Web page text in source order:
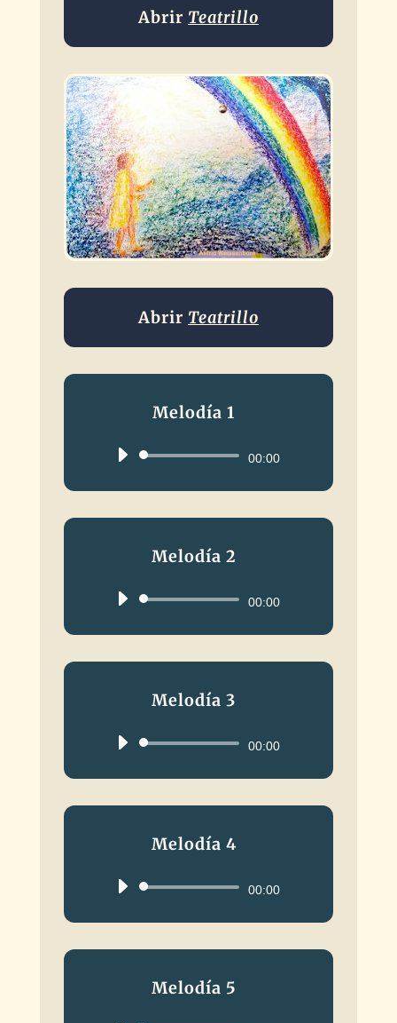
Abrir Teatrillo
Abrir Teatrillo
Melodía 1
Reproductor00:00
Melodía 2
Reproductor00:00
Melodía 3
Reproductor00:00
Melodía 4
Reproductor00:00
Melodía 5